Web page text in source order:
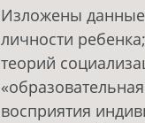
Изложены данные
личности
теорий
восприятия